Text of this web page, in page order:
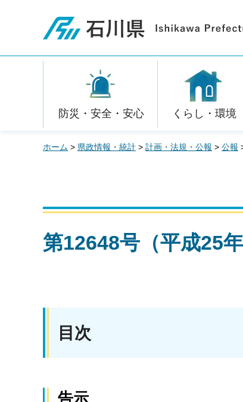
石川県
防災・安全・安心 くらし・環境
ホーム > 県政情報・統計 > 計画・法規・公報 > 公報
第12648号（平成25年
目次
告示